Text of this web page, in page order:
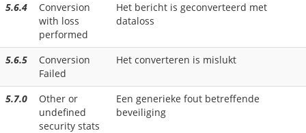
5.6.4
Conversion
with loss
performed
Het bericht is geconverteerd met
dataloss
5.6.5
Conversion
Failed
Het converteren is mislukt
5.7.0
Other or
undefined
security stats
Een generieke fout betreffende
beveiliging